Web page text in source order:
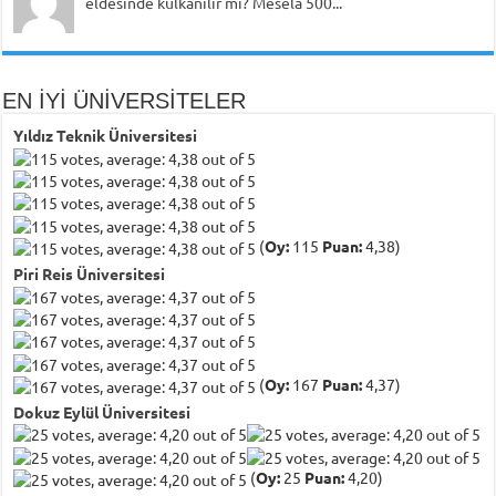
EN İYİ ÜNİVERSİTELER
Yıldız Teknik Üniversitesi
(Oy: 115 Puan:4,38)
Piri Reis Üniversitesi
(Oy: 167 Puan:4,37)
Dokuz Eylül Üniversitesi
(Oy: 25 Puan:4,20)